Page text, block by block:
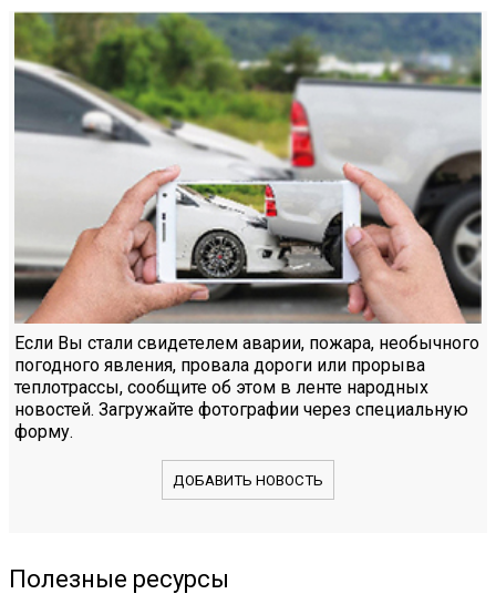
Если Вы стали свидетелем аварии, пожара, необычного
погодного явления, провала дороги или прорыва
теплотрассы, сообщите об этом в ленте народных
новостей. Загружайте фотографии через специальную
форму.
ДОБАВИТЬ НОВОСТЬ
Полезные ресурсы